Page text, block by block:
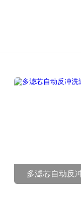
多滤芯自动反